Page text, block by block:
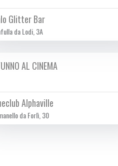
Glitter Bar
da Lodi, 3A
04/10 A DOM 27/10 2024
AL CINEMA
Alphaville
da Forlì, 30